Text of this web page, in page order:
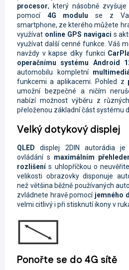
procesor, který násobně zvyšuje
pomocí 4G modulu se z
smartphone, ze kterého můžete
využívat online GPS navigaci s
využívat další cenné funkce. Váš
navždy v kapse díky funkci
operačnímu systému Android
automobilu kompletní
funkcemi a aplikacemi. Pohled z
umožní bezpečné a ničím
nabízí možnost výběru z
přeloženou základní část systému
Velký dotykový displej
QLEDdisplej
2DIN autorádia
ovládání s maximálním
rozlišenís uhlopříčkou o
velikosti obrazovky disponuje
než většina běžně používaných
zvládnete hravě pomocí jemného
velmi citlivý i při stisknutí ikony v
Ponořte se do 4G sítě